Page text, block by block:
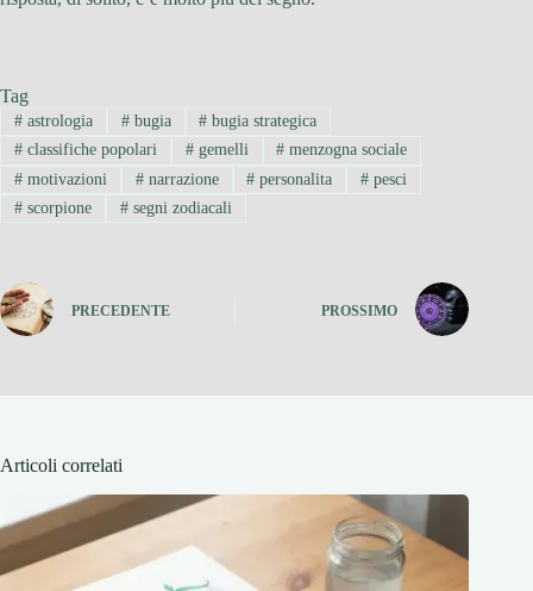
Tag
#astrologia #bugia # bugia strategica
#classifiche popolari #gemelli # menzogna sociale
#motivazioni #narrazione # personalita # pesci
#scorpione #segni zodiacali
PRECEDENTE PROSSIMO
Articoli correlati